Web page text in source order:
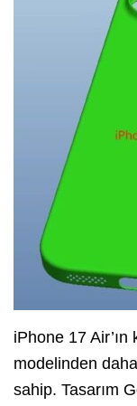
iPhone 17 Air’ın
modelinden
sahip. Tasarım